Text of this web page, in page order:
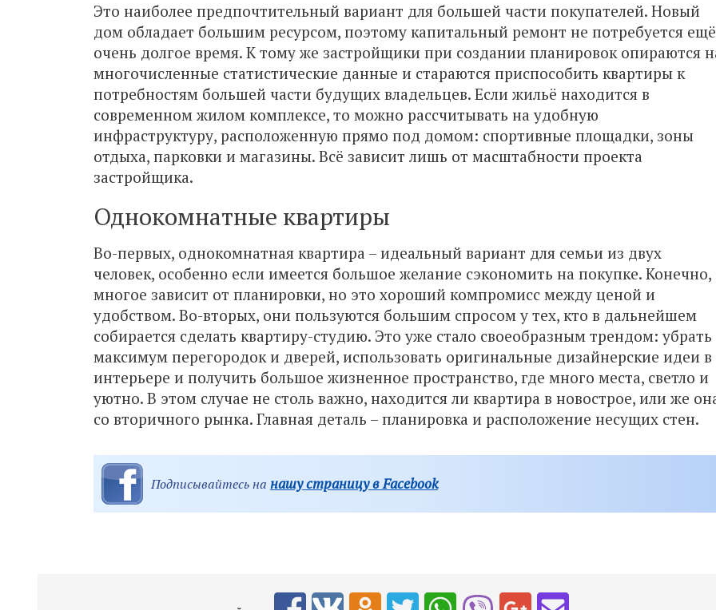
Это наиболее предпочтительный вариант для большей части покупателей. Новый
дом обладает большим ресурсом, поэтому капитальный ремонт не потребуется ещё
очень долгое время. К тому же застройщики при создании планировок опираются
многочисленные статистические данные и стараются приспособить квартиры к
потребностям большей части будущих владельцев. Если жильё находится в
современном жилом комплексе, то можно рассчитывать на удобную
инфраструктуру, расположенную прямо под домом: спортивные площадки, зоны
отдыха, парковки и магазины. Всё зависит лишь от масштабности проекта
застройщика.
Однокомнатные квартиры
Во-первых, однокомнатная квартира – идеальный вариант для семьи из двух
человек, особенно если имеется большое желание сэкономить на покупке. Конечно,
многое зависит от планировки, но это хороший компромисс между ценой и
удобством. Во-вторых, они пользуются большим спросом у тех, кто в дальнейшем
собирается сделать квартиру-студию. Это уже стало своеобразным трендом: убрать
максимум перегородок и дверей, использовать оригинальные дизайнерские идеи в
интерьере и получить большое жизненное пространство, где много места, светло и
уютно. В этом случае не столь важно, находится ли квартира в новострое, или же
со вторичного рынка. Главная деталь – планировка и расположение несущих стен.
Подписывайтесь на нашу страницу в Facebook